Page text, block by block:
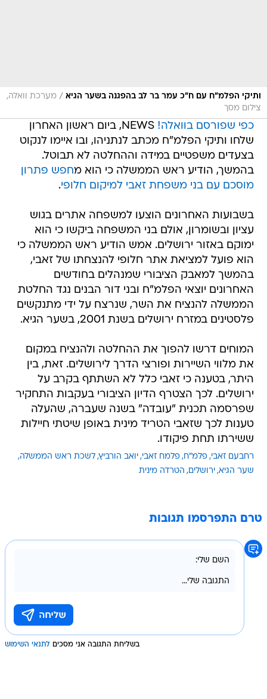
ותיקי הפלמ"ח עם ח"כ עמר בר לב בהפגנה בשער הגיא / מערכת וואלה,
צילום מסך
כפי שפורסם בוואלה!
NEWS, ביום ראשון האחרון
שלחו ותיקי הפלמ"ח מכתב לנתניהו, ובו איימו לנקוט
בצעדים משפטיים במידה וההחלטה לא תבוטל.
בהמשך, הודיע ראש הממשלה כי הוא מחפש פתרון
מוסכם עם בני משפחת זאבי למיקום חלופי.
בשבועות האחרונים הוצעו למשפחה אתרים בגוש
עציון ובשומרון, אולם בני המשפחה ביקשו כי הוא
ימוקם באזור ירושלים. אמש הודיע ראש הממשלה כי
הוא פועל למציאת אתר חלופי להנצחתו של זאבי,
בהמשך למאבק הציבורי שמנהלים בחודשים
האחרונים יוצאי הפלמ"ח ובני דור הבנים נגד החלטת
הממשלה להנציח את השר, שנרצח על ידי מתנקשים
פלסטינים במזרח ירושלים בשנת 2001, בשער הגיא.
המוחים דרשו להפוך את ההחלטה ולהנציח במקום
את מלווי השיירות ופורצי הדרך לירושלים. זאת, בין
היתר, בטענה כי זאבי כלל לא השתתף בקרב על
ירושלים. לכך הצטרף הדיון הציבורי בעקבות התחקיר
שפרסמה תכנית "עובדה" בשנה שעברה, שהעלה
טענות לכך שזאבי הטריד מינית באופן שיטתי חיילות
ששירתו תחת פיקודו.
רחבעם זאבי פלמ"ח פלמח זאבי יואב הורביץ לשכת ראש הממשלה
שער הגיא ירושלים הטרדה מינית
טרם התפרסמו תגובות
בשליחת התגובה אני מסכים לתנאי השימוש